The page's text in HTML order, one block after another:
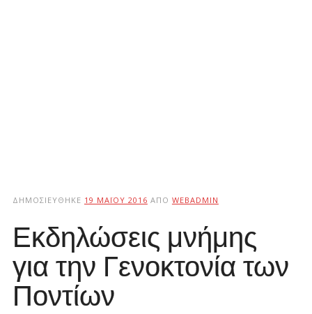
ΔΗΜΟΣΙΕΎΘΗΚΕ 19 ΜΑΪ́ΟΥ 2016 ΑΠΌ WEBADMIN
Εκδηλώσεις μνήμης
για την Γενοκτονία των
Ποντίων